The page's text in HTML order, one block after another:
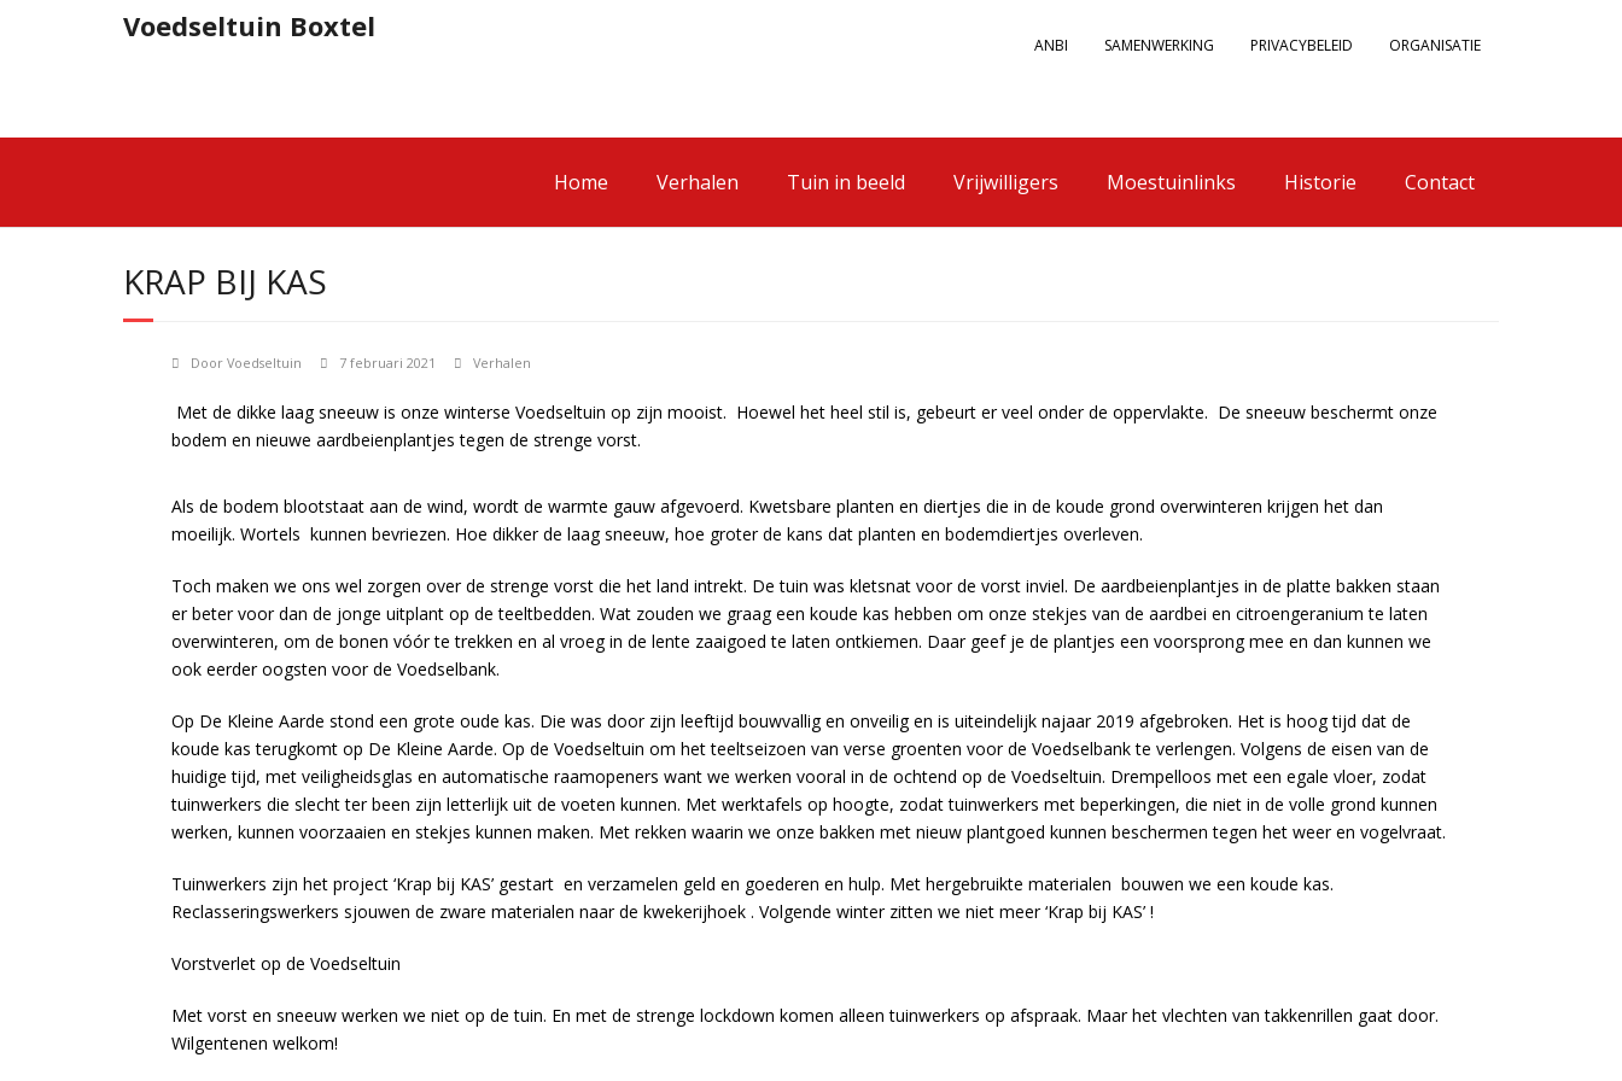
ORGANISATIE
PRIVACYBELEID
SAMENWERKING
ANBI
Voedseltuin Boxtel
Home Verhalen Tuin in beeld Vrijwilligers Moestuinlinks Historie Contact
KRAP BIJ KAS
Door Voedseltuin 7 februari 2021 Verhalen
Met de dikke laag sneeuw is onze winterse Voedseltuin op zijn mooist. Hoewel het heel stil is, gebeurt er veel onder de oppervlakte. De sneeuw beschermt onze
bodem en nieuwe aardbeienplantjes tegen de strenge vorst.
Als de bodem blootstaat aan de wind, wordt de warmte gauw afgevoerd. Kwetsbare planten en diertjes die in de koude grond overwinteren krijgen het dan
moeilijk. Wortels kunnen bevriezen. Hoe dikker de laag sneeuw, hoe groter de kans dat planten en bodemdiertjes overleven.
Toch maken we ons wel zorgen over de strenge vorst die het land intrekt. De tuin was kletsnat voor de vorst inviel. De aardbeienplantjes in de platte bakken staan
er beter voor dan de jonge uitplant op de teeltbedden. Wat zouden we graag een koude kas hebben om onze stekjes van de aardbei en citroengeranium te laten
overwinteren, om de bonen vóór te trekken en al vroeg in de lente zaaigoed te laten ontkiemen. Daar geef je de plantjes een voorsprong mee en dan kunnen we
ook eerder oogsten voor de Voedselbank.
Op De Kleine Aarde stond een grote oude kas. Die was door zijn leeftijd bouwvallig en onveilig en is uiteindelijk najaar 2019 afgebroken. Het is hoog tijd dat de
koude kas terugkomt op De Kleine Aarde. Op de Voedseltuin om het teeltseizoen van verse groenten voor de Voedselbank te verlengen. Volgens de eisen van de
huidige tijd, met veiligheidsglas en automatische raamopeners want we werken vooral in de ochtend op de Voedseltuin. Drempelloos met een egale vloer, zodat
tuinwerkers die slecht ter been zijn letterlijk uit de voeten kunnen. Met werktafels op hoogte, zodat tuinwerkers met beperkingen, die niet in de volle grond kunnen
werken, kunnen voorzaaien en stekjes kunnen maken. Met rekken waarin we onze bakken met nieuw plantgoed kunnen beschermen tegen het weer en vogelvraat.
Tuinwerkers zijn het project ‘Krap bij KAS’ gestart en verzamelen geld en goederen en hulp. Met hergebruikte materialen bouwen we een koude kas.
Reclasseringswerkers sjouwen de zware materialen naar de kwekerijhoek . Volgende winter zitten we niet meer ‘Krap bij KAS’ !
Vorstverlet op de Voedseltuin
Met vorst en sneeuw werken we niet op de tuin. En met de strenge lockdown komen alleen tuinwerkers op afspraak. Maar het vlechten van takkenrillen gaat door.
Wilgentenen welkom!